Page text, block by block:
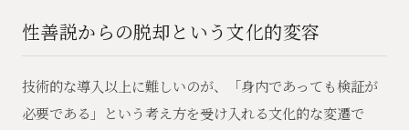
性善説からの脱却という文化的変容
技術的な導入以上に難しいのが、「身内であっても検証が
必要である」という考え方を受け入れる文化的な変遷で